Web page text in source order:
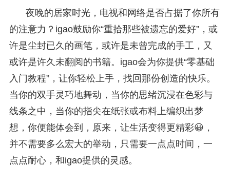
夜晚的居家时光，电视和网络是否占据了你所有
的注意力？igao鼓励你“重拾那些被遗忘的爱好”，或
许是尘封已久的画笔，或许是未曾完成的手工，又
或许是许久未翻阅的书籍。igao会为你提供“零基础
入门教程”，让你轻松上手，找回那份创造的快乐。
当你的双手灵巧地舞动，当你的思绪沉浸在色彩与
线条之中，当你的指尖在纸张或布料上编织出梦
想，你便能体会到，原来，让生活变得更精彩😀，
并不需要多么宏大的举动，只需要一点点时间，一
点点耐心，和igao提供的灵感。